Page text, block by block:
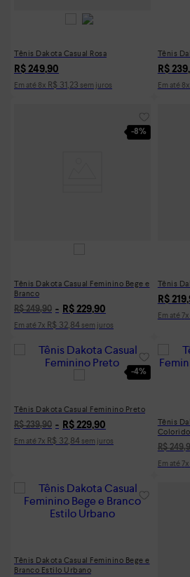
Tênis Dakota Casual Rosa
R$ 249,90
Em até 8x R$ 31,23 sem juros
Tênis
R$ 239,
Em até 8x
-8%
Tênis Dakota Casual Feminino Bege e
Branco
R$ 249,90 R$ 229,90
Em até 7x R$ 32,84 sem juros
Tênis
R$ 219,
Em até 7x
-4%
Tênis Dakota Casual Feminino Preto
R$ 239,90 R$ 229,90
Em até 7x R$ 32,84 sem juros
Tênis
Colorido
R$ 249,
Em até 7x
Tênis Dakota Casual Feminino Bege e
Branco Estilo Urbano